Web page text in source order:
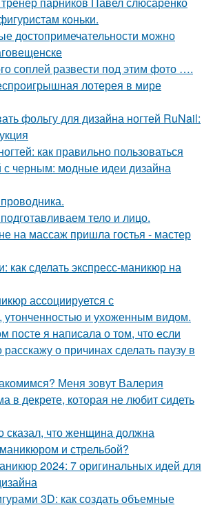
коньки.
достопримечательности можно
соплей развести под этим фото ….
лотерея в мире
фольгу для дизайна ногтей RuNail:
как правильно пользоваться
с черным: модные идеи дизайна
тело и лицо.
на массаж пришла гостья - мастер
как сделать экспресс-маникюр на
ассоциируется с
утонченностью и ухоженным видом.
посте я написала о том, что если
расскажу о причинах сделать паузу в
Меня зовут Валерия
в декрете, которая не любит сидеть
сказал, что женщина должна
и стрельбой?
2024: 7 оригинальных идей для
3D: как создать объемные